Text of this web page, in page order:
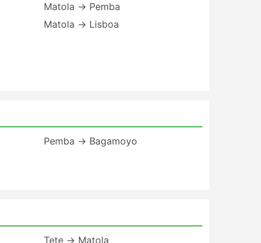
Matola → Pemba
Matola → Lisboa
Pemba → Bagamoyo
Tete → Matola